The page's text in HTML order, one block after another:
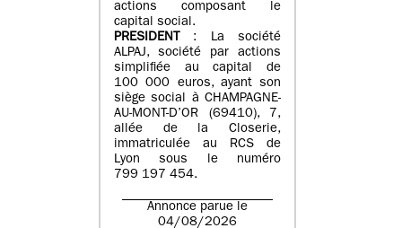
actions composant le
capital social.
PRESIDENT
: La société
ALPAJ, société par actions
simplifiée au capital de
100 000 euros, ayant son
siège social à CHAMPAGNE-
AU-MONT-D’OR (69410), 7,
allée de la Closerie,
immatriculée au RCS de
Lyon sous le numéro
799 197 454.
Annonce parue le
04/08/2026